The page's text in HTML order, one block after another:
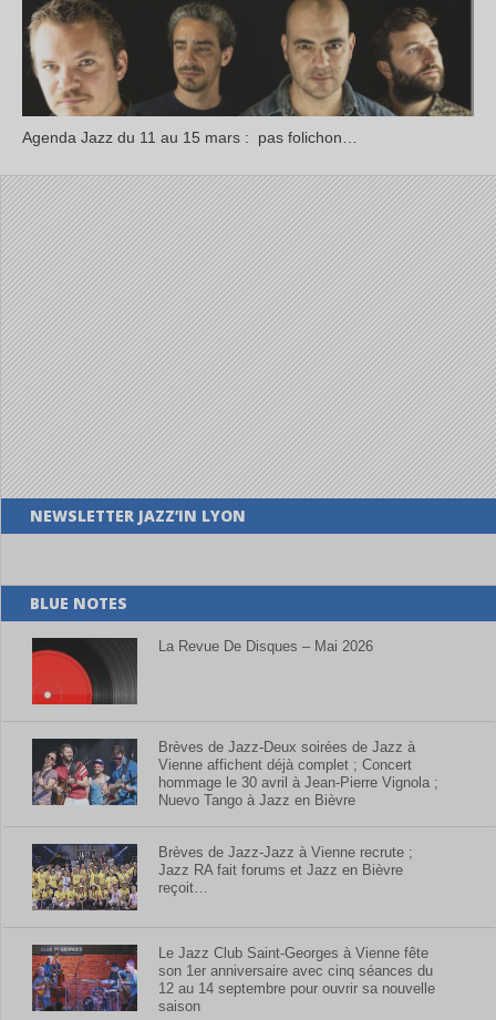
Agenda Jazz du 11 au 15 mars : pas folichon…
NEWSLETTER JAZZ’IN LYON
BLUE NOTES
La Revue De Disques – Mai 2026
Brèves de Jazz-Deux soirées de Jazz à
Vienne affichent déjà complet ; Concert
hommage le 30 avril à Jean-Pierre Vignola ;
Nuevo Tango à Jazz en Bièvre
Brèves de Jazz-Jazz à Vienne recrute ;
Jazz RA fait forums et Jazz en Bièvre
reçoit…
Le Jazz Club Saint-Georges à Vienne fête
son 1er anniversaire avec cinq séances du
12 au 14 septembre pour ouvrir sa nouvelle
saison